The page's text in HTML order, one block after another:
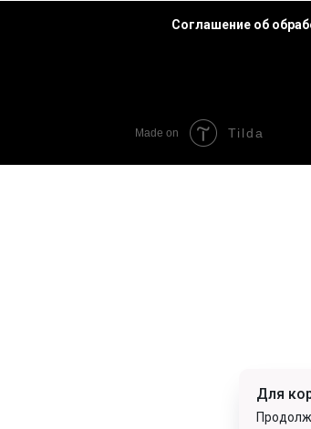
Соглашение об
Для
Made on Tilda